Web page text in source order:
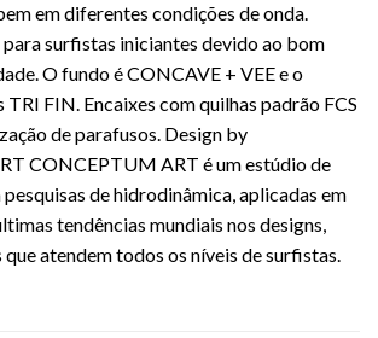
em diferentes condições de onda.
surfistas iniciantes devido ao bom
O fundo é CONCAVE + VEE e o
TRI FIN. Encaixes com quilhas padrão FCS
de parafusos. Design by
CONCEPTUM ART é um estúdio de
de hidrodinâmica, aplicadas em
tendências mundiais nos designs,
atendem todos os níveis de surfistas.